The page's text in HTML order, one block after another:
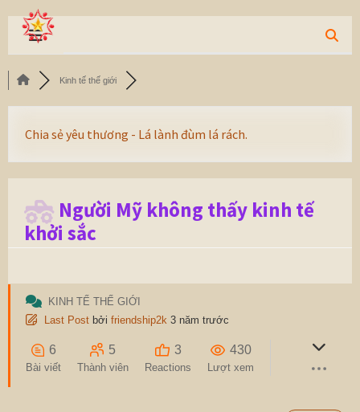
Kinh tế thế giới
Chia sẻ yêu thương - Lá lành đùm lá rách.
Người Mỹ không thấy kinh tế
khởi sắc
KINH TẾ THẾ GIỚI
Last Post bởi friendship2k 3 năm trước
6
Bài viết
5
Thành viên
3
Reactions
430
Lượt xem